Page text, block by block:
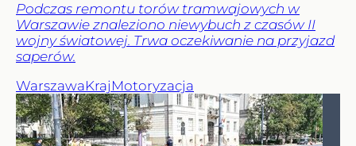
Podczas remontu torów tramwajowych w
Warszawie znaleziono niewybuch z czasów II
wojny światowej. Trwa oczekiwanie na przyjazd
saperów.
WarszawaKraj Motoryzacja